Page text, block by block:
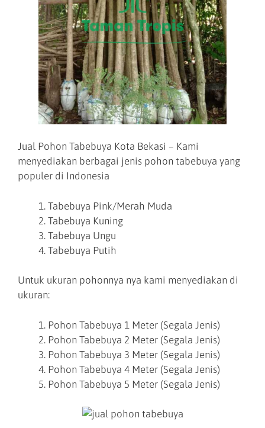
Jual Pohon Tabebuya Kota Bekasi – Kami
menyediakan berbagai jenis pohon tabebuya yang
populer di Indonesia
Tabebuya Pink/Merah Muda
Tabebuya Kuning
Tabebuya Ungu
Tabebuya Putih
Untuk ukuran pohonnya nya kami menyediakan di
ukuran:
Pohon Tabebuya 1 Meter (Segala Jenis)
Pohon Tabebuya 2 Meter (Segala Jenis)
Pohon Tabebuya 3 Meter (Segala Jenis)
Pohon Tabebuya 4 Meter (Segala Jenis)
Pohon Tabebuya 5 Meter (Segala Jenis)